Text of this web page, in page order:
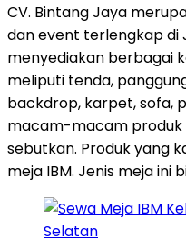
CV. Bintang Jaya
dan event terlengkap di
menyediakan berbagai
meliputi tenda,
backdrop, karpet, sofa,
macam-macam produk
sebutkan. Produk yang
meja IBM. Jenis meja ini